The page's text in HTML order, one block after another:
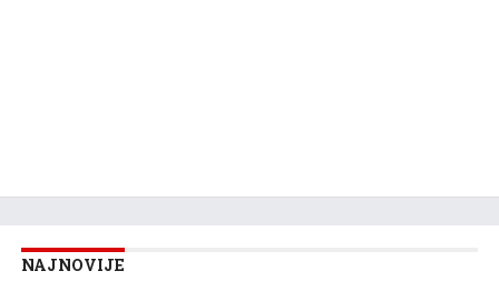
NAJNOVIJE